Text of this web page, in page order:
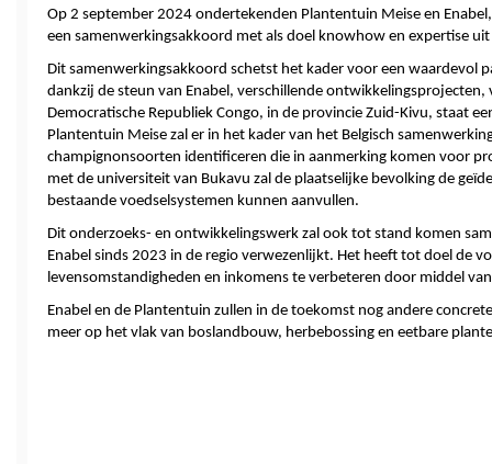
Op 2 september 2024 ondertekenden Plantentuin Meise en
een samenwerkingsakkoord met als doel knowhow en expertise
Dit samenwerkingsakkoord schetst het kader voor een waardevol
dankzij de steun van Enabel, verschillende
Democratische Republiek Congo, in de provincie Zuid-Kivu, staat
Plantentuin Meise zal er in het kader van het Belgisch
champignonsoorten identificeren die in aanmerking komen voor
met de universiteit van Bukavu zal de plaatselijke bevolking de
bestaande voedselsystemen kunnen aanvullen.
Dit onderzoeks- en ontwikkelingswerk zal ook tot stand komen
Enabel sinds 2023 in de regio verwezenlijkt. Het heeft tot doel de
levensomstandigheden en inkomens te verbeteren door middel
Enabel en de Plantentuin zullen in de toekomst nog andere
meer op het vlak van boslandbouw, herbebossing en eetbare